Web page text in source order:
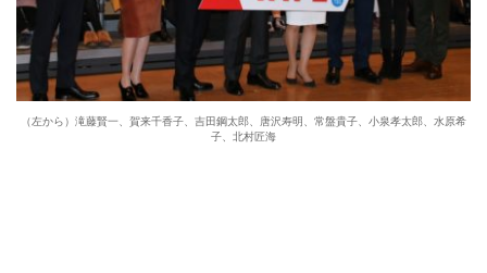
（左から）滝藤賢一、賀来千香子、吉田鋼太郎、唐沢寿明、常盤貴子、小泉孝太郎、水原希
子、北村匠海